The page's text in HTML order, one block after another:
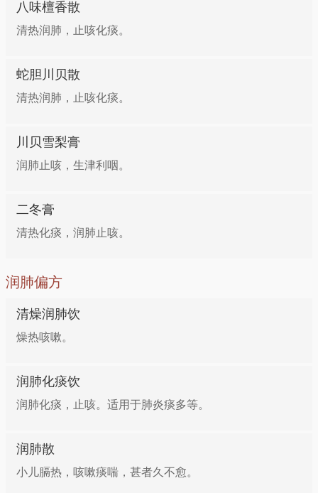
八味檀香散
清热润肺，止咳化痰。
蛇胆川贝散
清热润肺，止咳化痰。
川贝雪梨膏
润肺止咳，生津利咽。
二冬膏
清热化痰，润肺止咳。
润肺偏方
清燥润肺饮
燥热咳嗽。
润肺化痰饮
润肺化痰，止咳。适用于肺炎痰多等。
润肺散
小儿膈热，咳嗽痰喘，甚者久不愈。